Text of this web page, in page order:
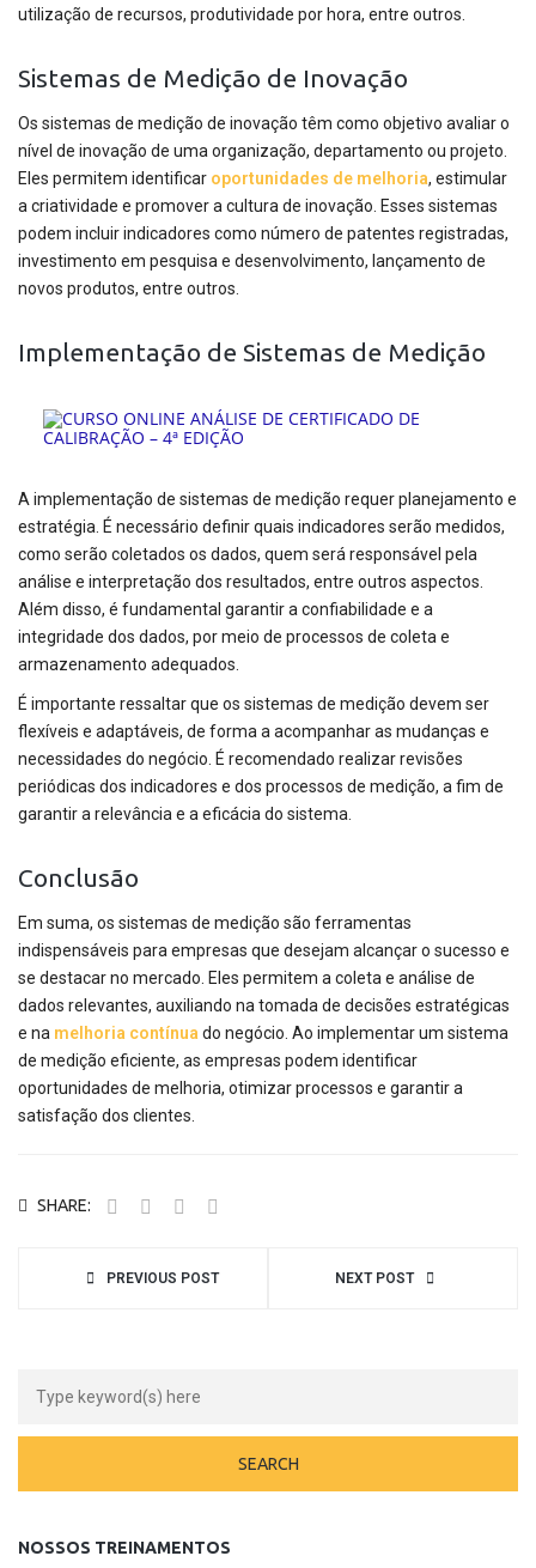
utilização de recursos, produtividade por hora, entre outros.
Sistemas de Medição de Inovação
Os sistemas de medição de inovação têm como objetivo avaliar o
nível de inovação de uma organização, departamento ou projeto.
Eles permitem identificar oportunidades de melhoria, estimular
a criatividade e promover a cultura de inovação. Esses sistemas
podem incluir indicadores como número de patentes registradas,
investimento em pesquisa e desenvolvimento, lançamento de
novos produtos, entre outros.
Implementação de Sistemas de Medição
A implementação de sistemas de medição requer planejamento e
estratégia. É necessário definir quais indicadores serão medidos,
como serão coletados os dados, quem será responsável pela
análise e interpretação dos resultados, entre outros aspectos.
Além disso, é fundamental garantir a confiabilidade e a
integridade dos dados, por meio de processos de coleta e
armazenamento adequados.
É importante ressaltar que os sistemas de medição devem ser
flexíveis e adaptáveis, de forma a acompanhar as mudanças e
necessidades do negócio. É recomendado realizar revisões
periódicas dos indicadores e dos processos de medição, a fim de
garantir a relevância e a eficácia do sistema.
Conclusão
Em suma, os sistemas de medição são ferramentas
indispensáveis para empresas que desejam alcançar o sucesso e
se destacar no mercado. Eles permitem a coleta e análise de
dados relevantes, auxiliando na tomada de decisões estratégicas
e na melhoria contínua do negócio. Ao implementar um sistema
de medição eficiente, as empresas podem identificar
oportunidades de melhoria, otimizar processos e garantir a
satisfação dos clientes.
SHARE:
PREVIOUS POST NEXT POST
NOSSOS TREINAMENTOS